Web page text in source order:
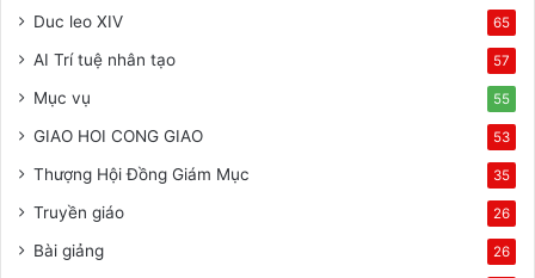
Duc leo XIV 65
AI Trí tuệ nhân tạo 57
Mục vụ 55
GIAO HOI CONG GIAO 53
Thượng Hội Đồng Giám Mục 35
Truyền giáo 26
Bài giảng 26